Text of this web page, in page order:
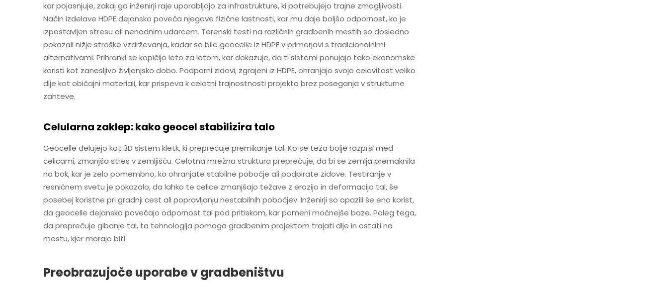
kar pojasnjuje, zakaj ga inženirji raje uporabljajo za infrastrukture, ki potrebujejo trajne zmogljivosti.
Način izdelave HDPE dejansko poveča njegove fizične lastnosti, kar mu daje boljšo odpornost, ko je
izpostavljen stresu ali nenadnim udarcem. Terenski testi na različnih gradbenih mestih so dosledno
pokazali nižje stroške vzdrževanja, kadar so bile geocelle iz HDPE v primerjavi s tradicionalnimi
alternativami. Prihranki se kopičijo leto za letom, kar dokazuje, da ti sistemi ponujajo tako ekonomske
koristi kot zanesljivo življenjsko dobo. Podporni zidovi, zgrajeni iz HDPE, ohranjajo svojo celovitost veliko
dlje kot običajni materiali, kar prispeva k celotni trajnostnosti projekta brez poseganja v strukturne
zahteve.
Celularna zaklep: kako geocel stabilizira talo
Geocelle delujejo kot 3D sistem kletk, ki preprečuje premikanje tal. Ko se teža bolje razprši med
celicami, zmanjša stres v zemljišču. Celotna mrežna struktura preprečuje, da bi se zemlja premaknila
na bok, kar je zelo pomembno, ko ohranjate stabilne pobočje ali podpirate zidove. Testiranje v
resničnem svetu je pokazalo, da lahko te celice zmanjšajo težave z erozijo in deformacijo tal, še
posebej koristne pri gradnji cest ali popravljanju nestabilnih pobočjev. Inženirji so opazili še eno korist,
da geocelle dejansko povečajo odpornost tal pod pritiskom, kar pomeni močnejše baze. Poleg tega,
da preprečuje gibanje tal, ta tehnologija pomaga gradbenim projektom trajati dlje in ostati na
mestu, kjer morajo biti.
Preobrazujoče uporabe v gradbeništvu